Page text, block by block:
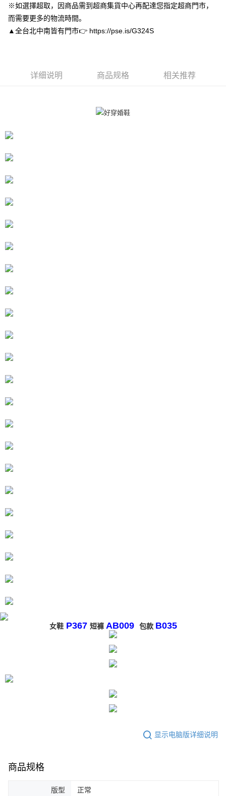
3. 訂單確認後不需事先繳費，商品會配送至您的指定地址。
4. 下訂完成後，您的手機會收到一封繳費通知簡訊，APP會員則會收到
AFTEE APP推播通知。
5. 收到商品當下無需繳費，確認無誤後，請再利用繳費通知簡訊或AFTEE
有最長 45 天內付款之服務。
夠在期限內收到商品(例如:預購商品或預計到貨時間較長者)。因此無論收到
二、付款限制
之上限額度
「AFTEE先享後付」(下稱本服務)乃由恩沛科技股份有限公司(下稱 AFTEE )
AFTEE 於本服務必要服務範圍內運用。關於 AFTEE 對於個人資料之蒐集、
（
未成年的使用者，請事先徵得法定代理人或監護人之同意方可使用
繫恩沛科技股份有限公司。若您不同意我們將上開所示之個人資料，連同必
要之購買訂單資訊提供予 AFTEE ，或讓 AFTEE 蒐集處理利用您的個人資
运送方式
付款後全家取貨
每笔NT$80，满NT$3,000(含以上)免运费
每笔NT$220
※如選擇超取，因商品需到超商集貨中心再配達您指定超商門市，
而需要更多的物流時間。
▲全台北中南皆有門市👉 https://pse.is/G324S
详细说明 商品规格 相关推荐
女鞋 P367 短褲 AB009 包款 B035
显示电脑版详细说明
商品规格
版型 正常